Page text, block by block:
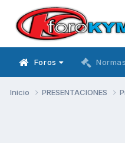
Foros Normas
Inicio PRESENTACIONES